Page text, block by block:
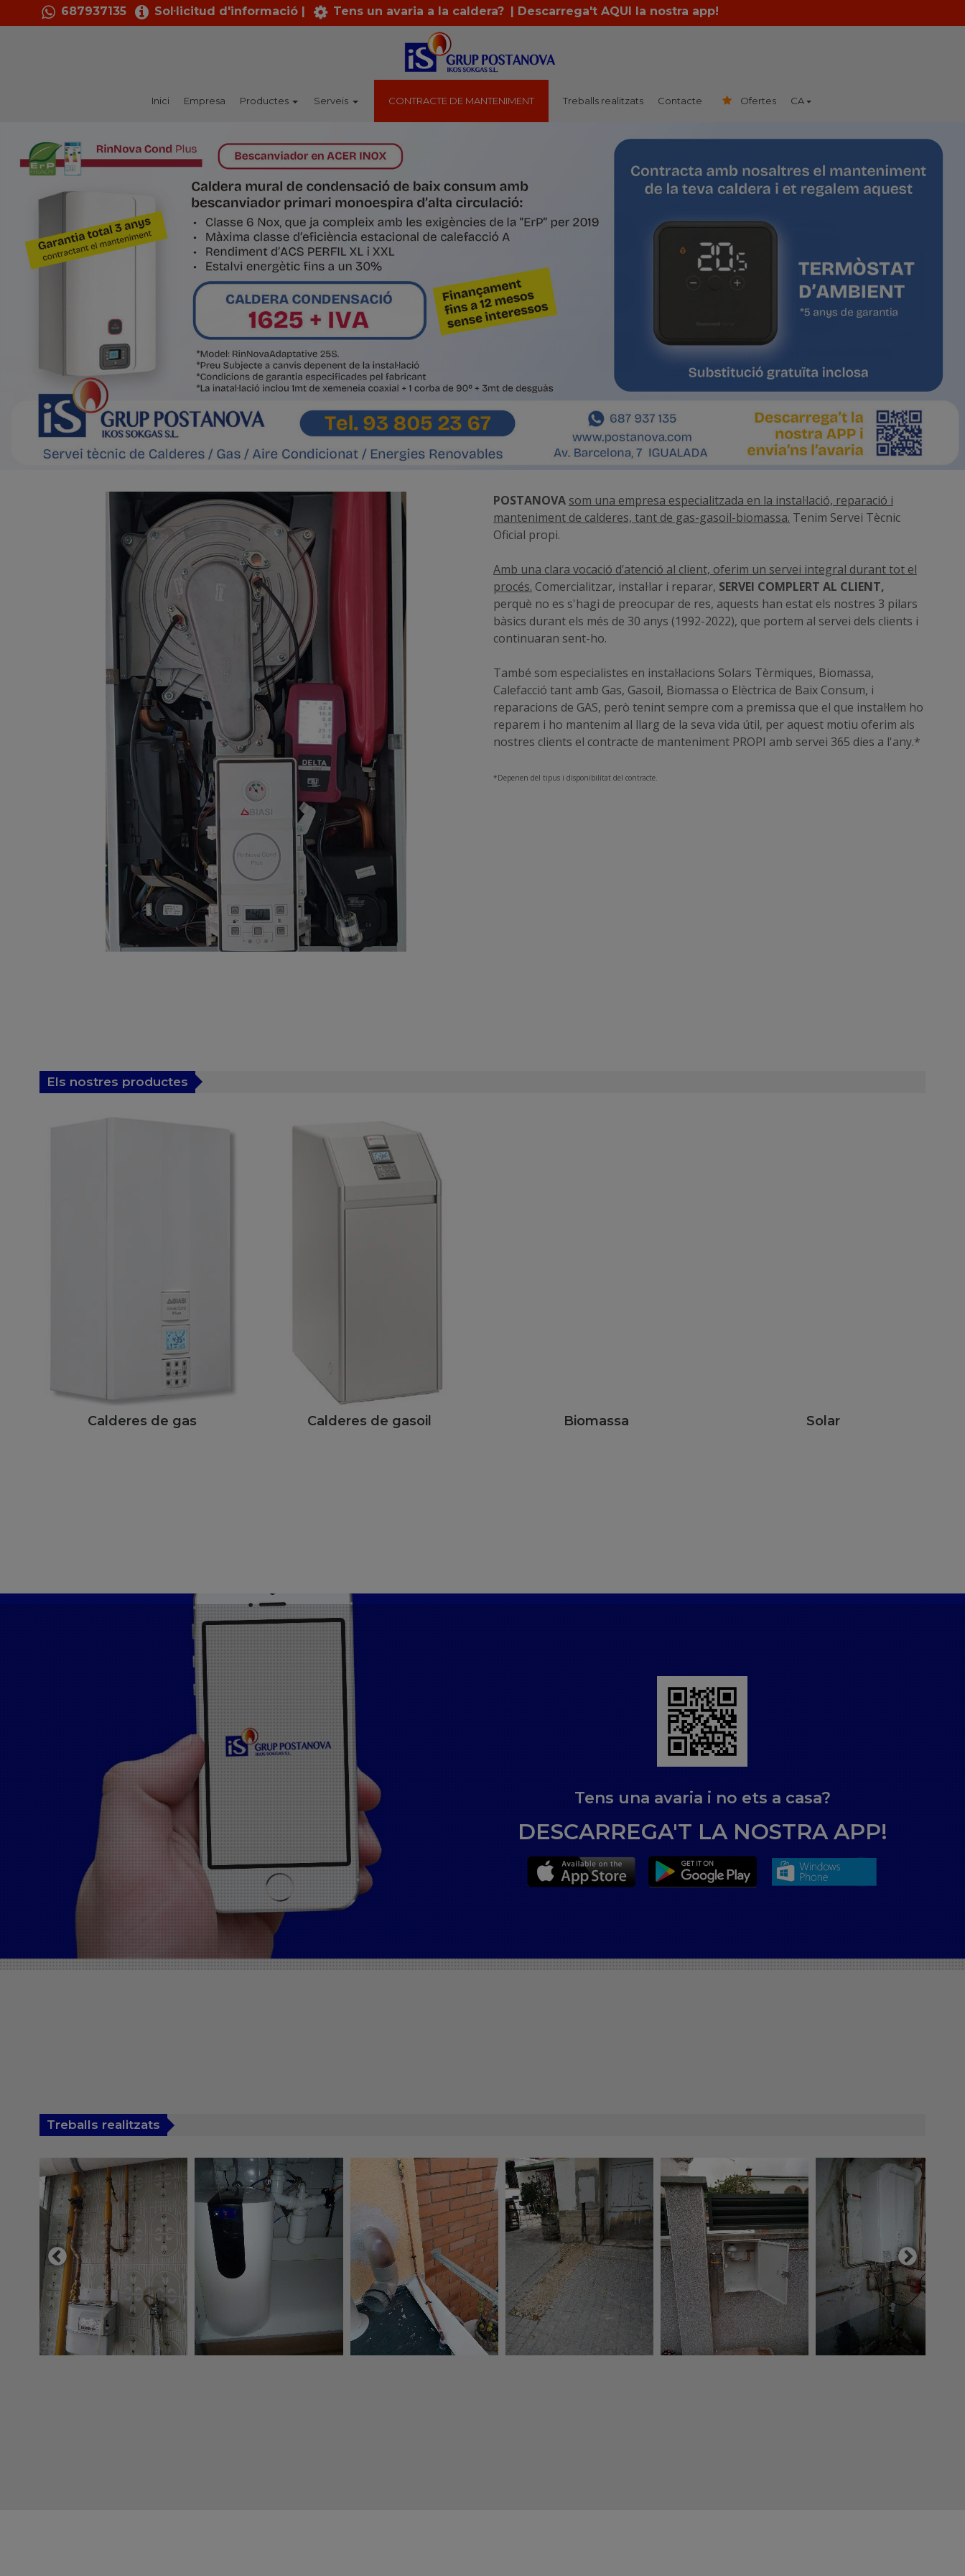
687937135 Sol·licitud d'informació | Tens un avaria a la caldera? | Descarrega't AQUI la nostra app!
Inici Empresa Productes Serveis CONTRACTE DE MANTENIMENT Treballs realitzats Contacte Ofertes CA
POSTANOVA som una empresa especialitzada en la instal·lació, reparació i
manteniment de calderes, tant de gas-gasoil-biomassa. Tenim Servei Tècnic
Oficial propi.
Amb una clara vocació d’atenció al client, oferim un servei integral durant tot el
procés. Comercialitzar, instal·lar i reparar, SERVEI COMPLERT AL CLIENT,
perquè no es s'hagi de preocupar de res, aquests han estat els nostres 3 pilars
bàsics durant els més de 30 anys (1992-2022), que portem al servei dels clients i
continuaran sent-ho.
També som especialistes en instal·lacions Solars Tèrmiques, Biomassa,
Calefacció tant amb Gas, Gasoil, Biomassa o Elèctrica de Baix Consum, i
reparacions de GAS, però tenint sempre com a premissa que el que instal·lem ho
reparem i ho mantenim al llarg de la seva vida útil, per aquest motiu oferim als
nostres clients el contracte de manteniment PROPI amb servei 365 dies a l'any.*
*Depenen del tipus i disponibilitat del contracte.
Els nostres productes
Calderes de gas Calderes de gasoil Biomassa
Solar
Tens una avaria i no ets a casa?
DESCARREGA'T LA NOSTRA APP!
Treballs realitzats